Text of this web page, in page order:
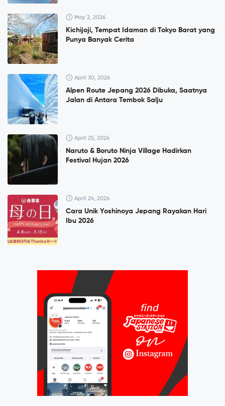
May 2, 2026
Kichijoji, Tempat Idaman di Tokyo Barat yang
Punya Banyak Cerita
April 30, 2026
Alpen Route Jepang 2026 Dibuka, Saatnya
Jalan di Antara Tembok Salju
April 25, 2026
Naruto & Boruto Ninja Village Hadirkan
Festival Hujan 2026
April 24, 2026
Cara Unik Yoshinoya Jepang Rayakan Hari
Ibu 2026